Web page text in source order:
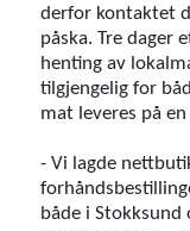
derfor kontaktet
påska. Tre dager
henting av
tilgjengelig for
mat leveres på
- Vi lagde
både i Stokksund